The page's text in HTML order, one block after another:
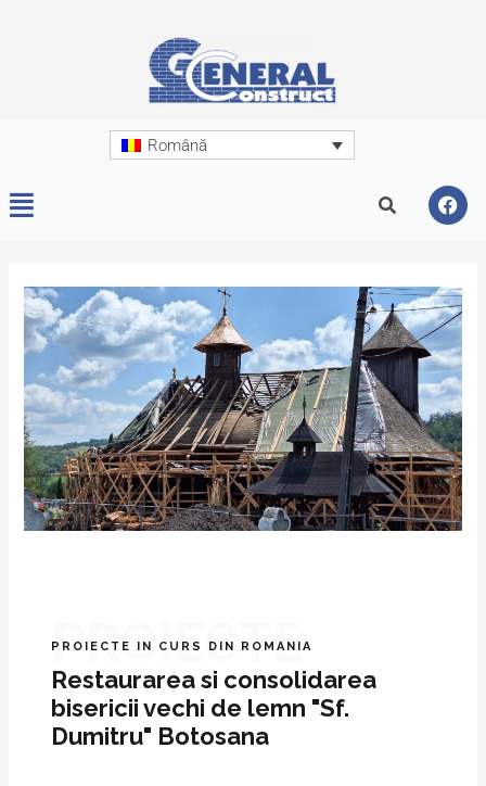
Română
PROIECTE
PROIECTE IN CURS DIN ROMANIA
Restaurarea si consolidarea
bisericii vechi de lemn "Sf.
Dumitru" Botosana